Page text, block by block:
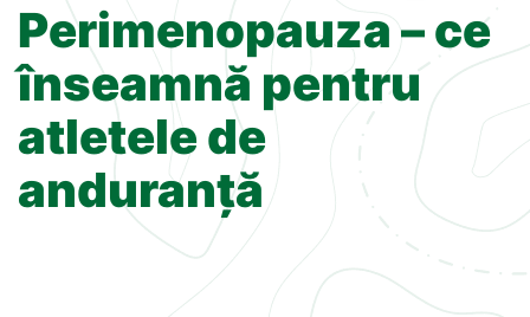
Perimenopauza – ce
înseamnă pentru
atletele de
anduranță